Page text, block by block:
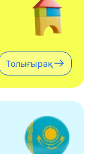
Толығырақ